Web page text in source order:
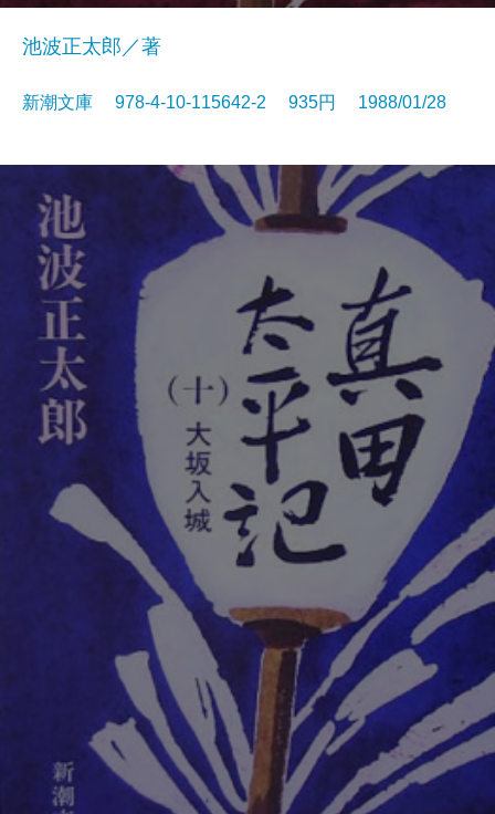
池波正太郎／著
新潮文庫 978-4-10-115642-2 935円 1988/01/28